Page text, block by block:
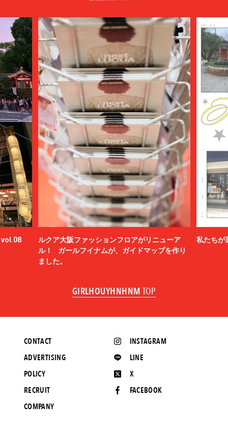
vol.08
ルクア大阪ファッションフロアがリニューア
ル！ ガールフイナムが、ガイドマップを作り
ました。
私たちが
GIRLHOUYHNHNM TOP
INSTAGRAM
LINE
X
FACEBOOK
CONTACT
ADVERTISING
POLICY
RECRUIT
COMPANY